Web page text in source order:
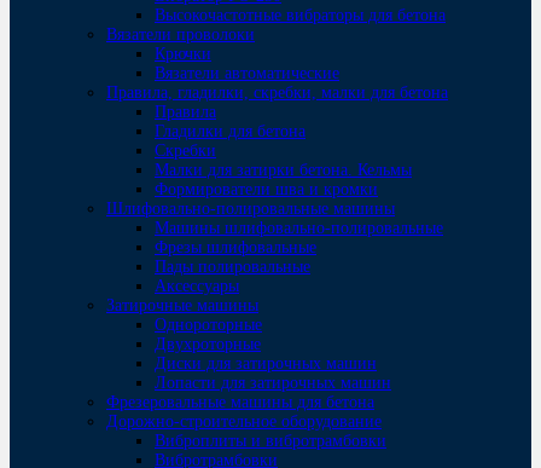
Высокочастотные вибраторы для бетона
Вязатели проволоки
Крючки
Вязатели автоматические
Правила, гладилки, скребки, малки для бетона
Правила
Гладилки для бетона
Скребки
Малки для затирки бетона. Кельмы
Формирователи шва и кромки
Шлифовально-полировальные машины
Машины шлифовально-полировальные
Фрезы шлифовальные
Пады полировальные
Аксессуары
Затирочные машины
Однороторные
Двухроторные
Диски для затирочных машин
Лопасти для затирочных машин
Фрезеровальные машины для бетона
Дорожно-строительное оборудование
Виброплиты и вибротрамбовки
Вибротрамбовки